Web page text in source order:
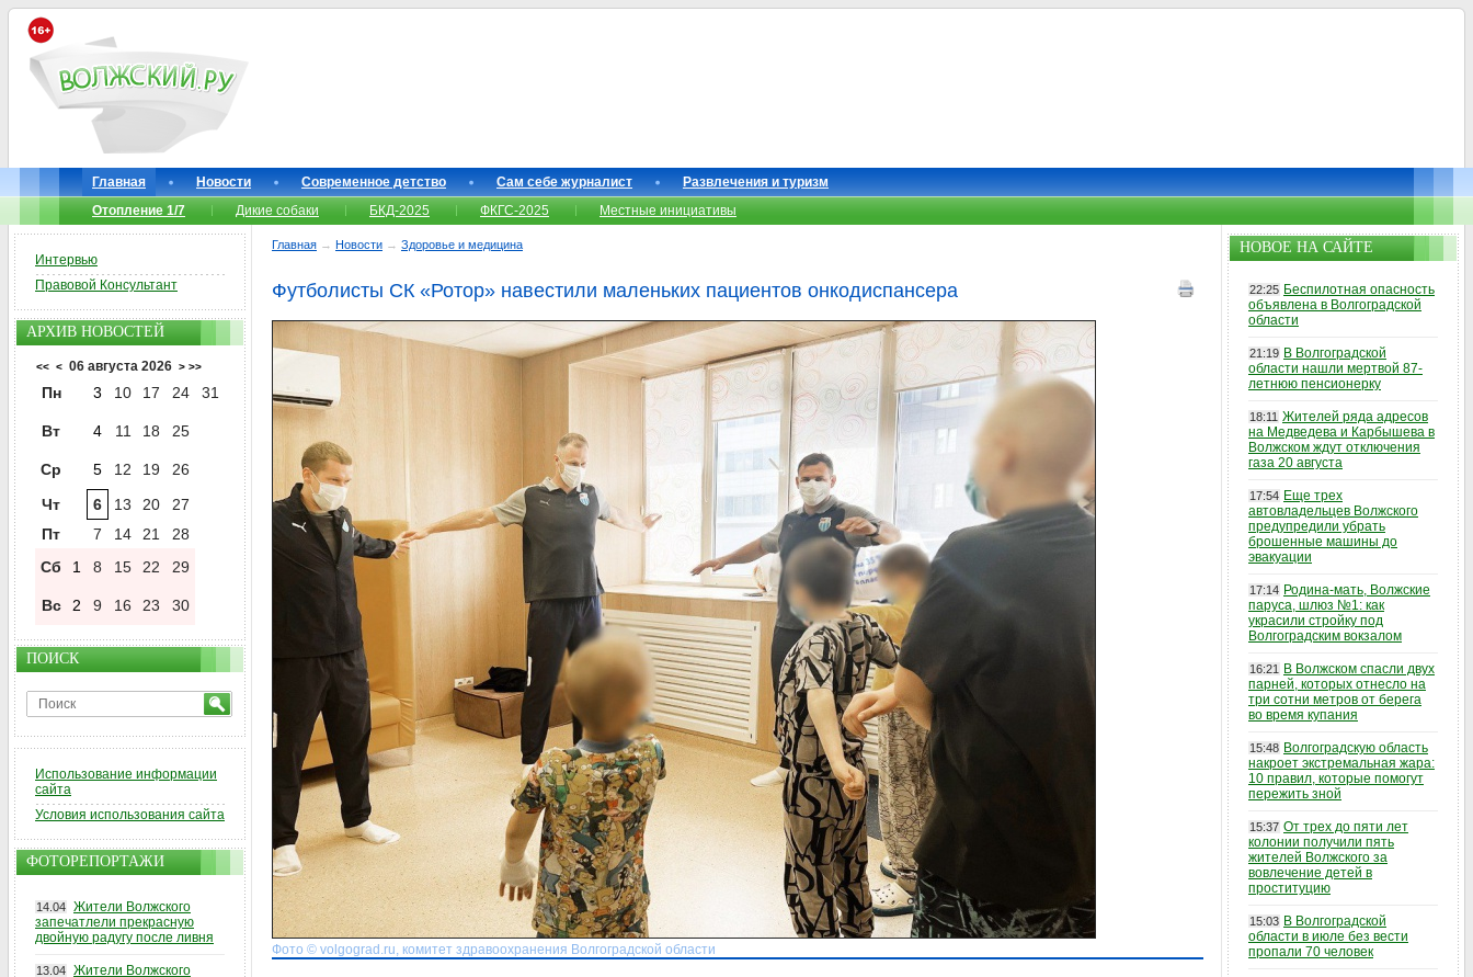
Главная Новости Современное детство Сам себе журналист
Развлечения и туризм
Отопление 1/7
Дикие собаки БКД-2025 ФКГС-2025 Местные инициативы
Главная → Новости → Здоровье и медицина
Футболисты СК «Ротор» навестили маленьких пациентов онкодиспансера
Фото © volgograd.ru, комитет здравоохранения Волгоградской области
Интервью
Правовой Консультант
АРХИВ НОВОСТЕЙ
<< < 06 августа 2026 > >>
Пн 3 10 17 24 31
Вт 4 11 18 25
Ср 5 12 19
26
Чт
6 13 20
27
Пт
7 14 21
28
Сб
1 8 15 22 29
Вс 2 9 16 23 30
ПОИСК
Использование информации
сайта
Условия использования сайта
ФОТОРЕПОРТАЖИ
14.04 Жители Волжского
запечатлели прекрасную
двойную радугу после ливня
13.04 Жители Волжского
НОВОЕ НА САЙТЕ
22:25 Беспилотная опасность
объявлена в Волгоградской
области
21:19 В Волгоградской
области нашли мертвой 87-
летнюю пенсионерку
18:11 Жителей ряда адресов
на Медведева и Карбышева в
Волжском ждут отключения
газа 20 августа
17:54 Еще трех
автовладельцев Волжского
предупредили убрать
брошенные машины до
эвакуации
17:14 Родина-мать, Волжские
паруса, шлюз №1: как
украсили стройку под
Волгоградским вокзалом
16:21
В Волжском спасли двух
парней, которых отнесло на
три сотни метров от берега
во время купания
15:48 Волгоградскую область
накроет экстремальная жара:
10 правил, которые помогут
пережить зной
15:37 От трех до пяти лет
колонии получили пять
жителей Волжского за
вовлечение детей в
проституцию
15:03 В Волгоградской
области в июле без вести
пропали 70 человек